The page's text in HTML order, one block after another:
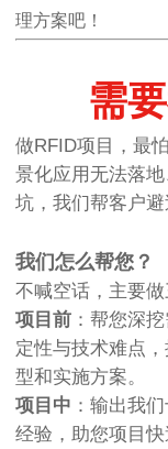
理方案吧！
需
做RFID项目，最怕
景化应用无法落
坑，我们帮客户避
我们怎么帮您？
不喊空话，主要做
项目前 ：帮您深
定性与技术难点
型和实施方案。
项目中 ：输出我
经验，助您项目